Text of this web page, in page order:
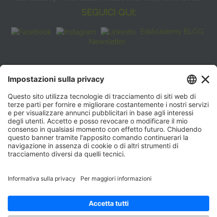
SEGUICI QUI:
EdiAcademy BLOG
Newsletter
FAQ
CONTATTI
EdiAcademy
Sede operativa: V.le E. Forlanini, 21 - 20134, Milano
(+39)0270211274
E-mail:formazione@eenet.it
Sede legale: V.le E. Forlanini, 21 - 20134, Milano
ORARI SEGRETERIA
Lunedì—Giovedì: 08:30–17:30
Venerdì: 08:30–16:00